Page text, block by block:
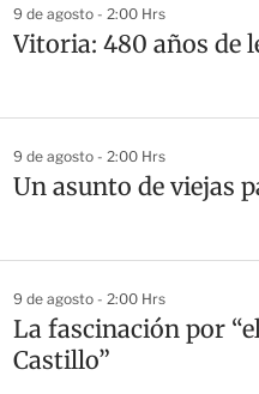
9 de agosto - 2:00 Hrs
Vitoria: 480 años de
9 de agosto - 2:00 Hrs
Un asunto de viejas
9 de agosto - 2:00 Hrs
La fascinación por
Castillo”